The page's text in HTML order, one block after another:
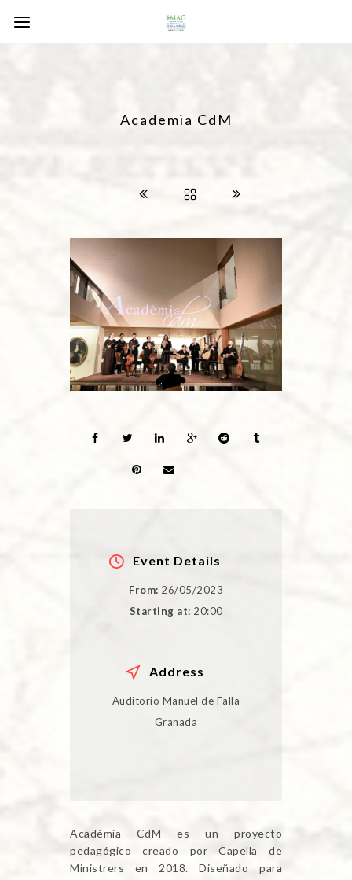
Academia CdM
Event Details
From: 26/05/2023
Starting at: 20:00
Address
Auditorio Manuel de Falla
Granada
Acadèmia CdM es un proyecto
pedagógico creado por Capella de
Ministrers en 2018. Diseñado para